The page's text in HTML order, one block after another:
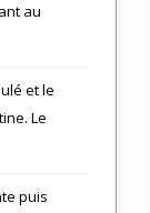
au
et le
Le
puis